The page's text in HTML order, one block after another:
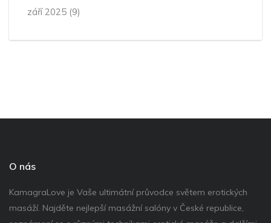
září 2025 (9)
O nás
KamagraLove je Vaše ultimátní průvodce světem erotických
masáží. Najděte nejlepší masážní salóny v České republice,